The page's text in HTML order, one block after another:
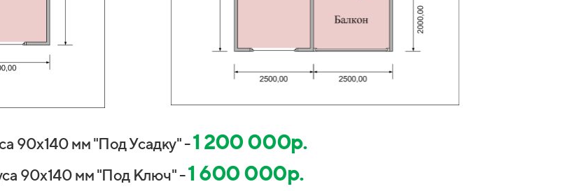
90х140 мм "Под Усадку" -1 200 000р.
90х140 мм "Под Ключ" -1 600 000р.